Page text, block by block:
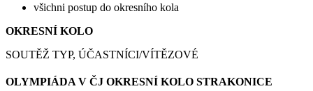
všichni postup do okresního kola
OKRESNÍ KOLO
SOUTĚŽ TYP, ÚČASTNÍCI/VÍTĚZOVÉ
OLYMPIÁDA V ČJ OKRESNÍ KOLO STRAKONICE